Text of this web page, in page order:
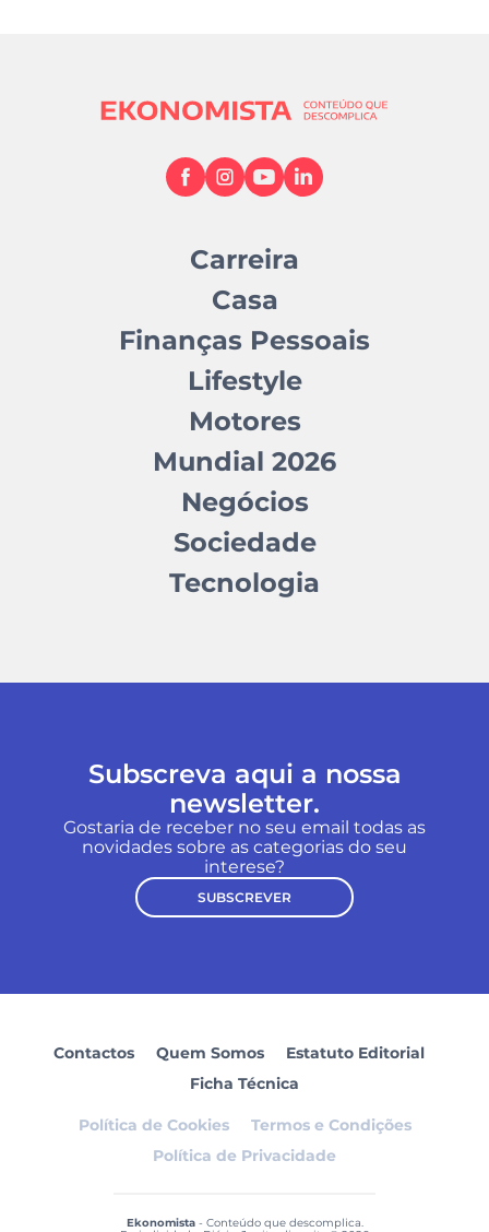
Carreira
Casa
Finanças Pessoais
Lifestyle
Motores
Mundial 2026
Negócios
Sociedade
Tecnologia
Subscreva aqui a nossa
newsletter.
Gostaria de receber no seu email todas as
novidades sobre as categorias do seu
interese?
SUBSCREVER
Contactos Quem Somos
Estatuto Editorial
Ficha Técnica
Política de Cookies
Termos e Condições
Política de Privacidade
Ekonomista- Conteúdo que descomplica.